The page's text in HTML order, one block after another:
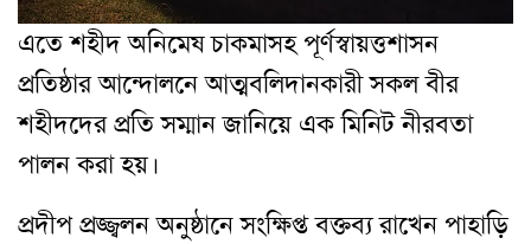
এতে শহীদ অনিমেষ চাকমাসহ পূর্ণস্বায়ত্তশাসন
প্রতিষ্ঠার আন্দোলনে আত্মবলিদানকারী সকল বীর
শহীদদের প্রতি সম্মান জানিয়ে এক মিনিট নীরবতা
পালন করা হয়।
প্রদীপ প্রজ্জ্বলন অনুষ্ঠানে সংক্ষিপ্ত বক্তব্য রাখেন পাহাড়ি